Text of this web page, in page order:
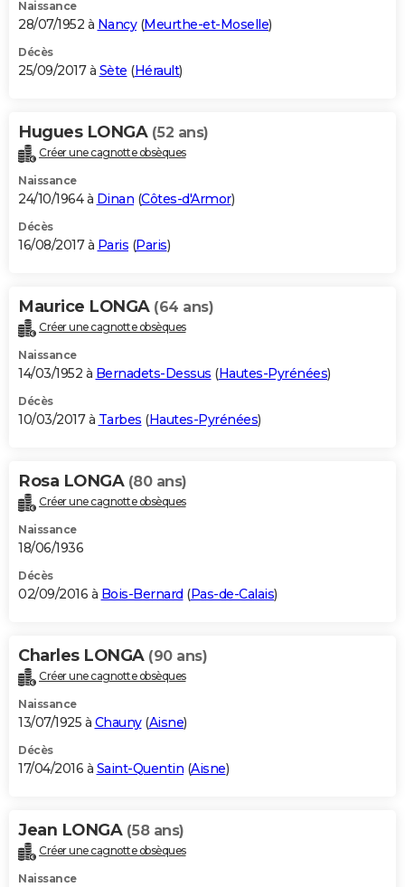
Naissance
28/07/1952 à Nancy(Meurthe-et-Moselle)
Décès
25/09/2017 à Sète (Hérault)
Hugues LONGA (52 ans)
Créer une cagnotte obsèques
Naissance
24/10/1964 à Dinan (Côtes-d'Armor)
Décès
16/08/2017 à Paris (Paris)
Maurice LONGA (64 ans)
Créer une cagnotte obsèques
Naissance
14/03/1952 à Bernadets-Dessus (Hautes-Pyrénées)
Décès
10/03/2017 à Tarbes (Hautes-Pyrénées)
Rosa LONGA (80 ans)
Créer une cagnotte obsèques
Naissance
18/06/1936
Décès
02/09/2016 à Bois-Bernard (Pas-de-Calais)
Charles LONGA (90 ans)
Créer une cagnotte obsèques
Naissance
13/07/1925 à Chauny(Aisne)
Décès
17/04/2016 à Saint-Quentin (Aisne)
Jean LONGA (58 ans)
Créer une cagnotte obsèques
Naissance